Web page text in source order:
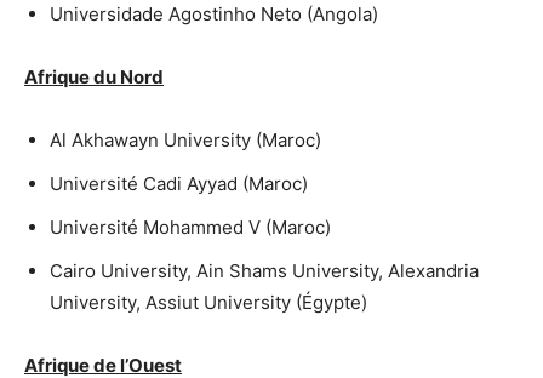
Universidade Agostinho Neto (Angola)
Afrique du Nord
Al Akhawayn University (Maroc)
Université Cadi Ayyad (Maroc)
Université Mohammed V (Maroc)
Cairo University, Ain Shams University, Alexandria
University, Assiut University (Égypte)
Afrique de l’Ouest